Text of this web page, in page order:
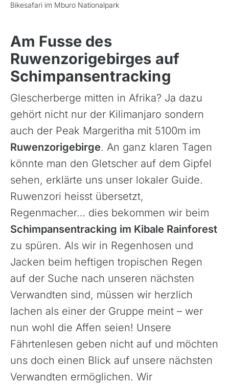
Bikesafari im Mburo Nationalpark
Am Fusse des
Ruwenzorigebirges auf
Schimpansentracking
Glescherberge mitten in Afrika? Ja dazu
gehört nicht nur der Kilimanjaro sondern
auch der Peak Margeritha mit 5100m im
Ruwenzorigebirge. An ganz klaren Tagen
könnte man den Gletscher auf dem Gipfel
sehen, erklärte uns unser lokaler Guide.
Ruwenzori heisst übersetzt,
Regenmacher… dies bekommen wir beim
Schimpansentracking im Kibale Rainforest
zu spüren. Als wir in Regenhosen und
Jacken beim heftigen tropischen Regen
auf der Suche nach unseren nächsten
Verwandten sind, müssen wir herzlich
lachen als einer der Gruppe meint – wer
nun wohl die Affen seien! Unsere
Fährtenlesen geben nicht auf und möchten
uns doch einen Blick auf unsere nächsten
Verwandten ermöglichen. Wir